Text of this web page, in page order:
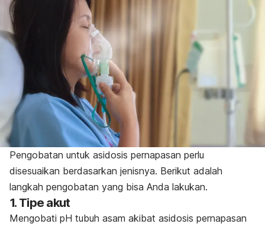
Pengobatan untuk asidosis pernapasan perlu
disesuaikan berdasarkan jenisnya. Berikut adalah
langkah pengobatan yang bisa Anda lakukan.
1. Tipe akut
Mengobati pH tubuh asam akibat asidosis pernapasan